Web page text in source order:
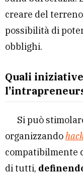
creare del
possibilità di
obblighi.
Quali
Si può
organizzando
compatibilmente
di tutti,